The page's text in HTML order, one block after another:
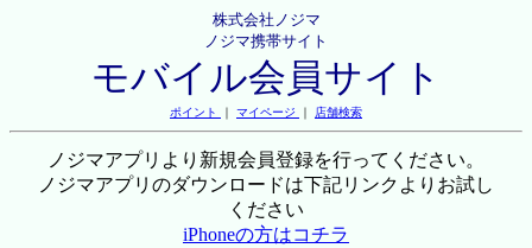
株式会社ノジマ
ノジマ携帯サイト
モバイル会員サイト
ポイント ｜ マイページ ｜ 店舗検索
ノジマアプリより新規会員登録を行ってください。
ノジマアプリのダウンロードは下記リンクよりお試し
ください
iPhoneの方はコチラ